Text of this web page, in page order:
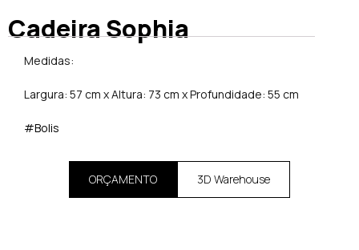
Cadeira Sophia
Medidas:
Largura: 57 cm x Altura: 73 cm x Profundidade: 55 cm
#Bolis
ORÇAMENTO 3D Warehouse